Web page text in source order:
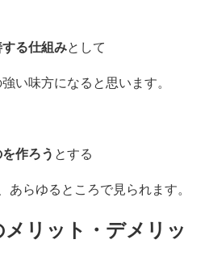
る仕組みとして
い味方になると思います。
作ろう とする
あらゆるところで見られます。
メリット・デメリッ